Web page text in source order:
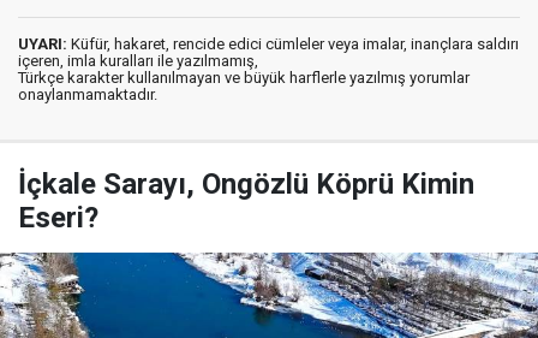
UYARI: Küfür, hakaret, rencide edici cümleler veya imalar, inançlara saldırı
içeren, imla kuralları ile yazılmamış,
Türkçe karakter kullanılmayan ve büyük harflerle yazılmış yorumlar
onaylanmamaktadır.
İçkale Sarayı, Ongözlü Köprü Kimin
Eseri?